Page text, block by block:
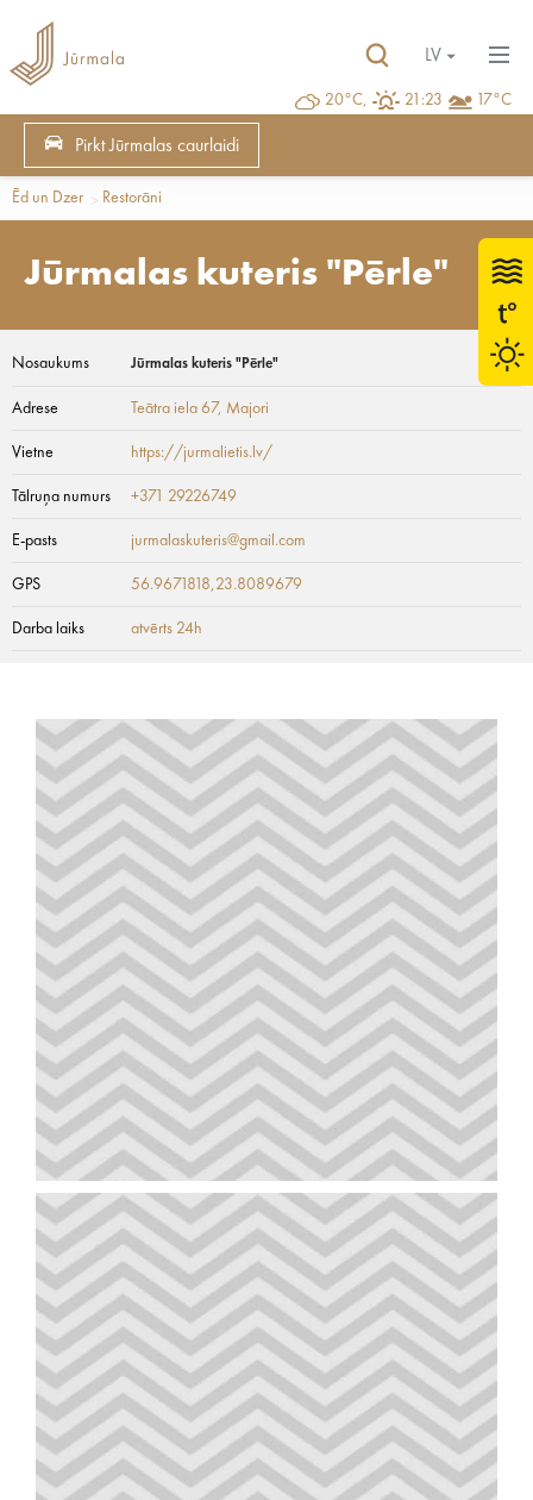
20°C, 21:23 17°C
LV
Pirkt Jūrmalas caurlaidi
Ēd un Dzer Restorāni
Jūrmalas kuteris "Pērle"
Nosaukums Jūrmalas kuteris "Pērle"
Adrese Teātra iela 67, Majori
Vietne https://jurmalietis.lv/
Tālruņa numurs +371 29226749
E-pasts jurmalaskuteris@gmail.com
GPS 56.9671818,23.8089679
Darba laiks atvērts 24h